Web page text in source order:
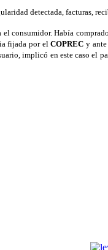
detectada, facturas,
consumidor. Había
fijada por elCOPREC y
implicó en este caso el